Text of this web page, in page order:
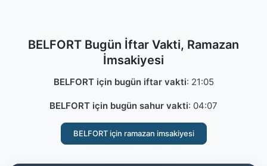
BELFORT Bugün İftar Vakti, Ramazan
İmsakiyesi
BELFORT için bugün iftar vakti: 21:05
BELFORT için bugün sahur vakti: 04:07
BELFORT için ramazan imsakiyesi